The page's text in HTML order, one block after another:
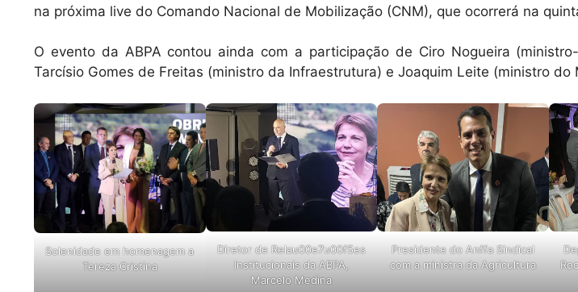
na próxima live do Comando Nacional de Mobilização (CNM), que ocorrerá na
O evento da ABPA contou ainda com a participação de Ciro Nogueira
Tarcísio Gomes de Freitas (ministro da Infraestrutura) e Joaquim Leite (ministro do
Solenidade em homenagem a
Tereza Cristina
Diretor de Relau00e7u00f5es
Institucionais da ABPA,
Marcelo Medina
Presidente do Anffa Sindical
com a ministra da Agricultura